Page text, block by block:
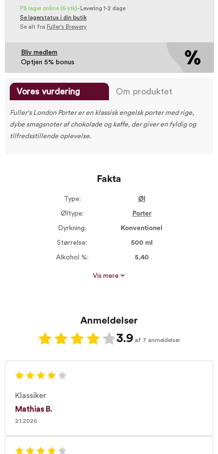
På lager online (6 stk)-
Levering 1-2 dage
Se lagerstatus i din butik
Se alt fra Fuller's Brewery
Bliv medlem
Optjen 5% bonus
Vores vurdering Om produktet
Fuller's London Porter er en klassisk engelsk porter med rige,
dybe smagsnoter af chokolade og kaffe, der giver en fyldig og
tilfredsstillende oplevelse.
Fakta
Type: Øl
Øltype: Porter
Dyrkning: Konventionel
Størrelse: 500 ml
Alkohol %: 5,40
Vis mere
Anmeldelser
3.9 af 7 anmeldelser
Klassiker
Mathias B.
2.1.2026